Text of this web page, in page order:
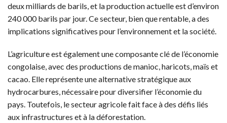
deux milliards de barils, et la production actuelle est d’environ
240 000 barils par jour. Ce secteur, bien que rentable, a des
implications significatives pour l’environnement et la société.
L’agriculture est également une composante clé de l’économie
congolaise, avec des productions de manioc, haricots, maïs et
cacao. Elle représente une alternative stratégique aux
hydrocarbures, nécessaire pour diversifier l’économie du
pays. Toutefois, le secteur agricole fait face à des défis liés
aux infrastructures et à la déforestation.